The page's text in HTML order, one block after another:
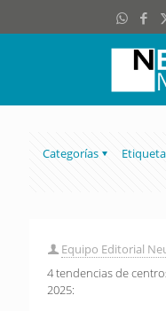
Categorías
Equipo Editorial
4 tendencias de
2025: